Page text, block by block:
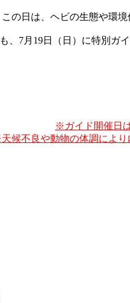
この日は、ヘビの生態や環
、7月19日（日）に特別ガ
※ガイド開催日
候不良や動物の体調により